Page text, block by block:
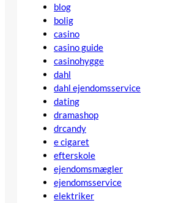
blog
bolig
casino
casino guide
casinohygge
dahl
dahl ejendomsservice
dating
dramashop
drcandy
e cigaret
efterskole
ejendomsmægler
ejendomsservice
elektriker